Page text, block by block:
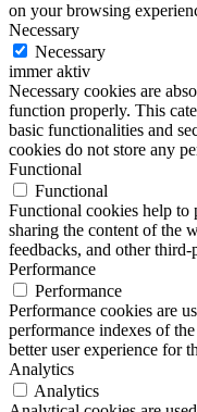
on your browsing
Necessary
Necessary
immer aktiv
Necessary cookies are
function properly. This
basic functionalities and
cookies do not store any
Functional
Functional
Functional cookies help
sharing the content of the
feedbacks, and other third-
Performance
Performance
Performance cookies are
performance indexes of
better user experience for
Analytics
Analytics